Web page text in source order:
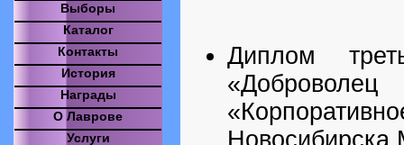
Диплом
Выборы
Каталог
Контакты
История
Награды
О Лаврове
Услуги